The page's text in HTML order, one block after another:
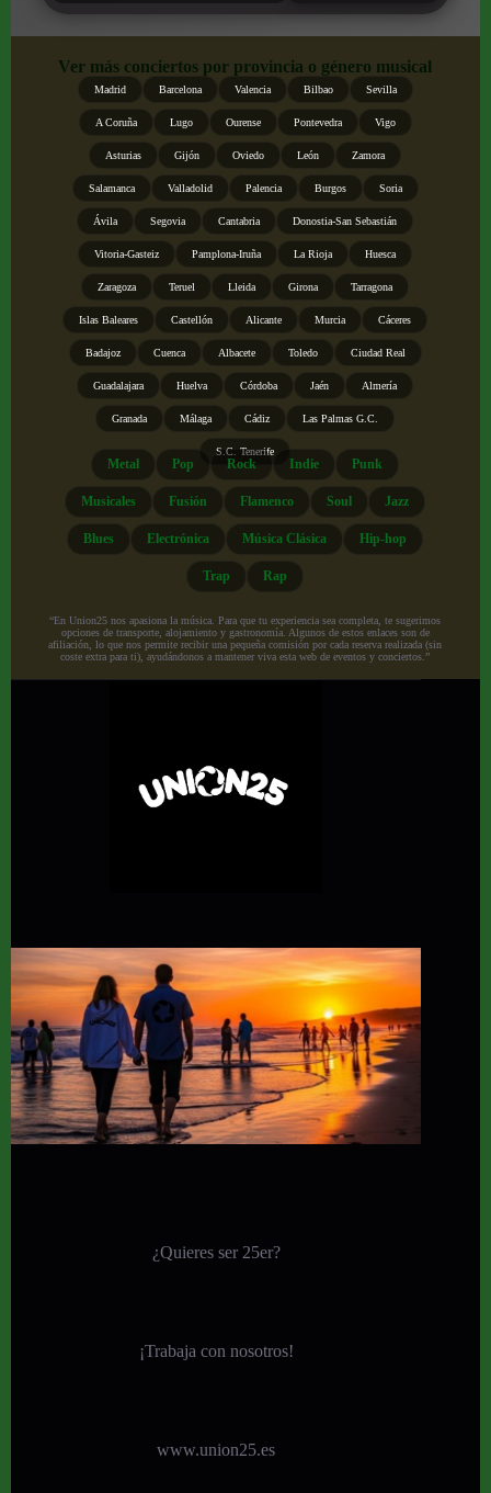
Ver más conciertos por provincia o género musical
Madrid Barcelona Valencia Bilbao Sevilla
A Coruña Lugo Ourense Pontevedra Vigo
Asturias Gijón Oviedo León Zamora
Salamanca Valladolid Palencia Burgos Soria
Ávila Segovia Cantabria Donostia-San Sebastián
Vitoria-Gasteiz Pamplona-Iruña La Rioja Huesca
Zaragoza Teruel Lleida Girona Tarragona
Islas Baleares Castellón Alicante Murcia Cáceres
Badajoz Cuenca Albacete Toledo Ciudad Real
Guadalajara Huelva Córdoba Jaén Almería
Granada Málaga Cádiz Las Palmas G.C.
S.C. Tenerife
Metal Pop Rock Indie Punk
Musicales Fusión Flamenco Soul Jazz
Blues Electrónica Música Clásica Hip-hop
Trap Rap
“En Union25 nos apasiona la música. Para que tu experiencia sea completa, te sugerimos
opciones de transporte, alojamiento y gastronomía. Algunos de estos enlaces son de
afiliación, lo que nos permite recibir una pequeña comisión por cada reserva realizada (sin
coste extra para ti), ayudándonos a mantener viva esta web de eventos y conciertos.”
¿Quieres ser 25er?
¡Trabaja con nosotros!
www.union25.es